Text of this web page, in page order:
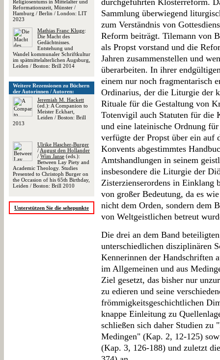
Religiosentums in Mittelalter und
Reformationszeit, Münster /
Hamburg / Berlin / London: LIT
2023
Mathias Franc Kluge:
Die Macht des
Gedächtnisses.
Entstehung und
Wandel kommunaler Schriftkultur
im spätmittelalterlichen Augsburg,
Leiden / Boston: Brill 2014
Weitere Rezensionen zu Büchern
der Autorinnen / Autoren:
Jeremiah M. Hackett
(ed.): A Companion to
Meister Eckhart,
Leiden / Boston: Brill
2013
Ulrike Hascher-Burger
/ August den Hollander
/ Wim Janse (eds.):
Between Lay Piety and
Academic Theology. Studies
Presented to Christoph Burger on
the Occasion of his 65th Birthday,
Leiden / Boston: Brill 2010
Unterstützen Sie die sehepunkte
durchgeführten Klosterreform.
Sammlung überwiegend
zum Verständnis von
Reform beiträgt. Tilemann von
als Propst vorstand und die
Jahren zusammenstellen und
überarbeiten. In ihrer
einem nur noch fragmentarisch
Ordinarius, der die Liturgie der
Rituale für die Gestaltung von
Totenvigil auch Statuten für die
und eine lateinische Ordnung
verfügte der Propst über ein auf
Konvents abgestimmtes
Amtshandlungen in seinem
insbesondere die Liturgie der
Zisterzienserordens in Einklang
von großer Bedeutung, da es
nicht dem Orden, sondern dem
von Weltgeistlichen betreut
Die drei an dem Band
unterschiedlichen disziplinären
Kennerinnen der Handschriften
im Allgemeinen und aus
Ziel gesetzt, das bisher nur
zu edieren und seine
frömmigkeitsgeschichtlichen
knappe Einleitung zu
schließen sich daher Studien
Medingen" (Kap. 2, 12-125)
(Kap. 3, 126-188) und zuletzt